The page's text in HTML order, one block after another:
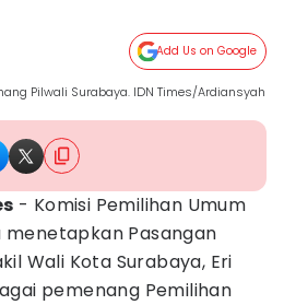
Add Us on Google
Pilwali Surabaya. IDN Times/Ardiansyah
- Komisi Pemilihan Umum
menetapkan Pasangan
Wali Kota Surabaya, Eri
pemenang Pemilihan